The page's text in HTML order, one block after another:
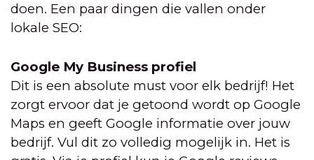
doen. Een paar dingen die vallen onder
lokale SEO:
Google My Business profiel
Dit is een absolute must voor elk bedrijf! Het
zorgt ervoor dat je getoond wordt op Google
Maps en geeft Google informatie over jouw
bedrijf. Vul dit zo volledig mogelijk in. Het is